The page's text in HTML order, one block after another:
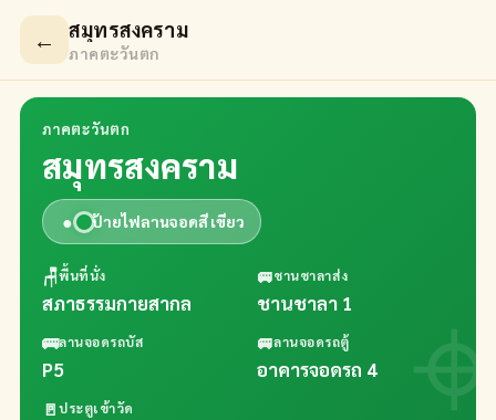
← สมุทรสงคราม
ภาคตะวันตก
ภาคตะวันตก
สมุทรสงคราม
● ป้ายไฟลานจอดสีเขียว
🪑พื้นที่นั่ง
สภาธรรมกายสากล
🚐ชานชาลาส่ง
ชานชาลา 1
🚌ลานจอดรถบัส
P5
🚐ลานจอดรถตู้
อาคารจอดรถ 4
🚪ประตูเข้าวัด